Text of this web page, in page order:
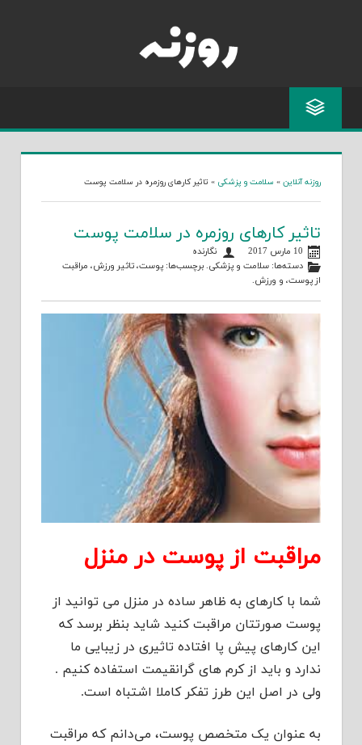
روزنه آنلاین » سلامت و پزشکی » تاثیر کارهای روزمره در سلامت پوست
تاثیر کارهای روزمره در سلامت پوست
10 مارس 2017
نگارنده
دسته‌ها:سلامت و پزشکی. برچسب‌ها:پوست،تاثیر ورزش، مراقبت
از پوست، و ورزش.
مراقبت از پوست در منزل
شما با کارهای به ظاهر ساده در منزل می توانید از
پوست صورتتان مراقبت کنید شاید بنظر برسد که
این کارهای پیش پا افتاده تاثیری در زیبایی ما
ندارد و باید از کرم های گرانقیمت استفاده کنیم .
ولی در اصل این طرز تفکر کاملا اشتباه است.
به عنوان یک متخصص پوست، می‌دانم که مراقبت